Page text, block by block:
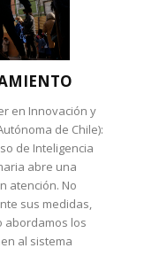
en Innovación y
de Chile):
de Inteligencia
abre una
atención. No
sus medidas,
abordamos los
al sistema